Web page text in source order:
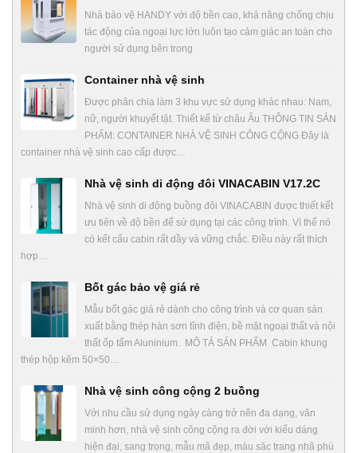
Nhà bảo vệ HANDY với độ bền cao, khả năng chống chịu
tác động của ngoại lực lớn luôn tạo cảm giác an toàn cho
người sử dụng bên trong
Container nhà vệ sinh
Được phân chia làm 3 khu vực sử dụng khác nhau: Nam,
nữ, người khuyết tật. Thiết kế từ châu Âu THÔNG TIN SẢN
PHẨM: CONTAINER NHÀ VỆ SINH CÔNG CỘNG Đây là
container nhà vệ sinh cao cấp được…
Nhà vệ sinh di động đôi VINACABIN V17.2C
Nhà vệ sinh di động buồng đôi VINACABIN được thiết kết
ưu tiên về độ bền để sử dụng tại các công trình. Vì thế nó
có kết cấu cabin rất dầy và vững chắc. Điều này rất thích
hợp…
Bốt gác bảo vệ giá rẻ
Mẫu bốt gác giá rẻ dành cho công trình và cơ quan sản
xuất bằng thép hàn sơn tĩnh điện, bề mặt ngoại thất và nội
thất ốp tấm Aluninium. MÔ TẢ SẢN PHẨM Cabin khung
thép hộp kẽm 50×50…
Nhà vệ sinh công cộng 2 buồng
Với nhu cầu sử dụng ngày càng trở nên đa dạng, văn
minh hơn, nhà vệ sinh công cộng ra đời với kiểu dáng
hiện đại, sang trọng, mẫu mã đẹp, màu săc trang nhã phù